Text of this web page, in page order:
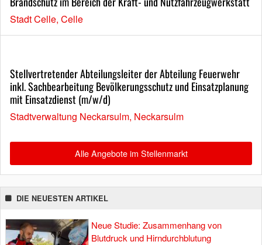
Stadt Celle, Celle
Stellvertretender Abteilungsleiter der Abteilung Feuerwehr
inkl. Sachbearbeitung Bevölkerungsschutz und Einsatzplanung
mit Einsatzdienst (m/w/d)
Stadtverwaltung Neckarsulm, Neckarsulm
Alle Angebote im Stellenmarkt
DIE NEUESTEN ARTIKEL
Neue Studie: Zusammenhang von
Blutdruck und Hirndurchblutung